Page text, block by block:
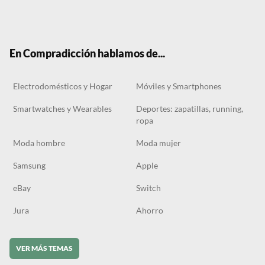
En Compradicción hablamos de...
Electrodomésticos y Hogar Móviles y Smartphones
Smartwatches y Wearables
Deportes: zapatillas, running,
ropa
Moda hombre Moda mujer
Samsung Apple
eBay Switch
Jura Ahorro
VER MÁS TEMAS